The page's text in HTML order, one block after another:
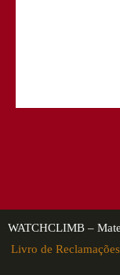
WATCHCLIMB –
Livro de